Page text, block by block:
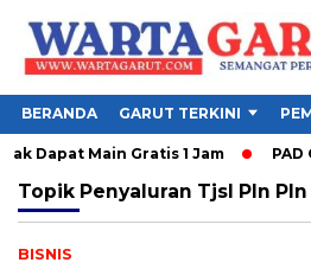
BERANDA GARUT TERKINI
Dapat Main Gratis 1 Jam PAD
Topik Penyaluran Tjsl Pln Pln
BISNIS